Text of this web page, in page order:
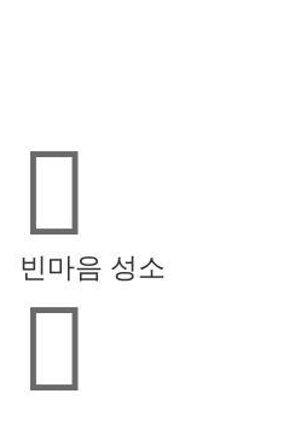

빈마음 성소
